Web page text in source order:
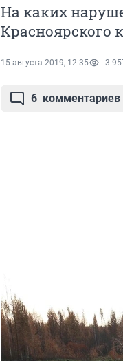
На каких
Красноярского
15 августа 2019, 12:35 3
6 комментариев